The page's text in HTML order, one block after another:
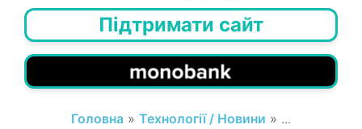
Підтримати сайт
Головна » Технології / Новини » ...